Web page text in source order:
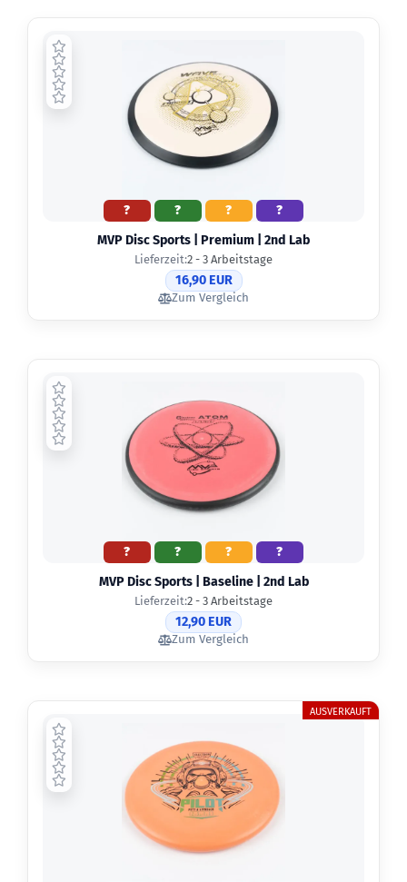
? ? ?
?
MVP Disc Sports | Premium | 2nd Lab
Lieferzeit:2 - 3 Arbeitstage
16,90 EUR
Zum Vergleich
? ? ?
?
MVP Disc Sports | Baseline | 2nd Lab
Lieferzeit:2 - 3 Arbeitstage
12,90 EUR
Zum Vergleich
AUSVERKAUFT